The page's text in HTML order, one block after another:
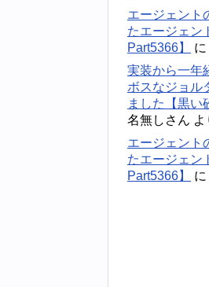
エージェント
たエージェン
Part5366】
に
実装から一年
ボスなジョル
ました【黒い
名無しさん よ
エージェント
たエージェン
Part5366】
に